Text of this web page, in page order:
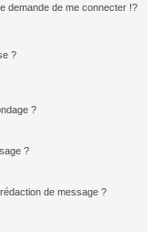
demande de me connecter !?
?
?
?
de message ?